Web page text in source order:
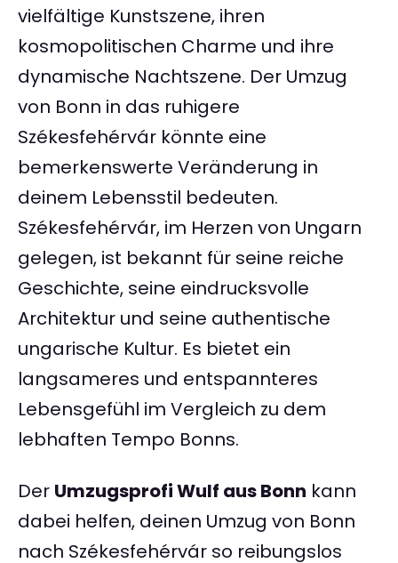
vielfältige Kunstszene, ihren
kosmopolitischen Charme und ihre
dynamische Nachtszene. Der Umzug
von Bonn in das ruhigere
Székesfehérvár könnte eine
bemerkenswerte Veränderung in
deinem Lebensstil bedeuten.
Székesfehérvár, im Herzen von Ungarn
gelegen, ist bekannt für seine reiche
Geschichte, seine eindrucksvolle
Architektur und seine authentische
ungarische Kultur. Es bietet ein
langsameres und entspannteres
Lebensgefühl im Vergleich zu dem
lebhaften Tempo Bonns.
Der Umzugsprofi Wulf aus Bonn kann
dabei helfen, deinen Umzug von Bonn
nach Székesfehérvár so reibungslos